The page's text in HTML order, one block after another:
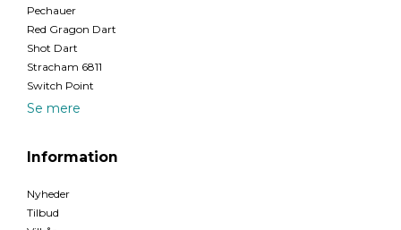
Pechauer
Red Gragon Dart
Shot Dart
Stracham 6811
Switch Point
Se mere
Information
Nyheder
Tilbud